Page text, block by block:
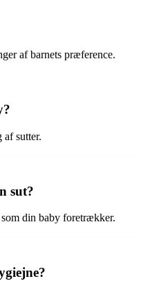
af barnets præference.
af sutter.
sut?
din baby foretrækker.